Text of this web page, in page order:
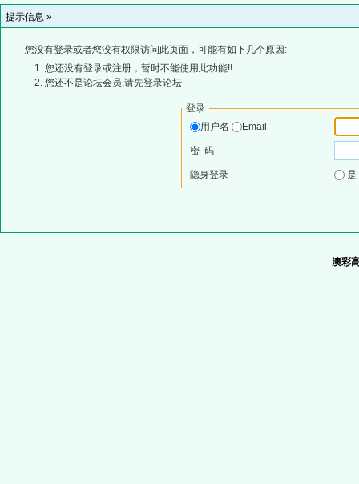
提示信息 »
您没有登录或者您没有权限访问此页面，可能有如下几个原因:
您还没有登录或注册，暂时不能使用此功能!!
您还不是论坛会员,请先登录论坛
登录
用户名
Email
密 码
隐身登录
澳彩